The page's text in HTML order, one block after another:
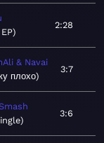
2:28
& Navai
плохо
3:7
3:6